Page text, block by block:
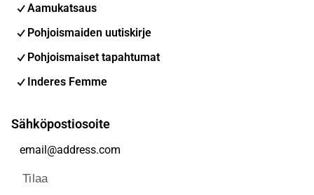
Aamukatsaus
Pohjoismaiden uutiskirje
Pohjoismaiset tapahtumat
Inderes Femme
Sähköpostiosoite
Tilaa